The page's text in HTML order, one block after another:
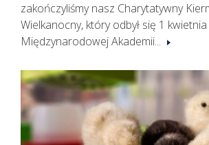
zakończyliśmy nasz Charytatywny
Wielkanocny, który odbył się 1
Międzynarodowej Akademii...